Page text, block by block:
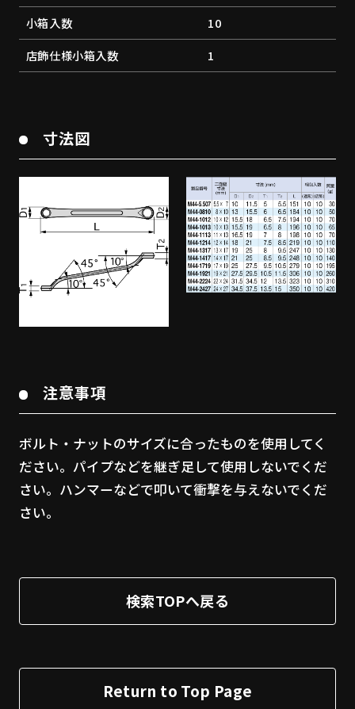
小箱入数
10
店飾仕様小箱入数
1
寸法図
注意事項
ボルト・ナットのサイズに合ったものを使用してく
ださい。パイプなどを継ぎ足して使用しないでくだ
さい。ハンマーなどで叩いて衝撃を与えないでくだ
さい。
検索TOPへ戻る
Return to Top Page